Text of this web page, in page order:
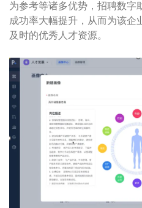
为参考等诸多优势，招聘数字
成功率大幅提升，从而为该企
及时的优秀人才资源。